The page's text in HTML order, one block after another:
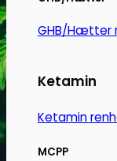
GHB/Hætter
Ketamin
Ketamin
MCPP
på
varesiden